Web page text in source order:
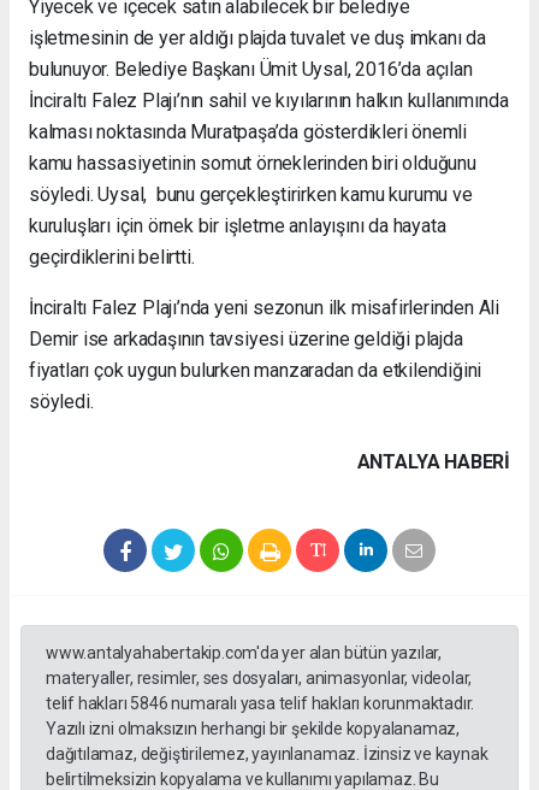
Yiyecek ve içecek satın alabilecek bir belediye
işletmesinin de yer aldığı plajda tuvalet ve duş imkanı da
bulunuyor. Belediye Başkanı Ümit Uysal, 2016’da açılan
İnciraltı Falez Plajı’nın sahil ve kıyılarının halkın kullanımında
kalması noktasında Muratpaşa’da gösterdikleri önemli
kamu hassasiyetinin somut örneklerinden biri olduğunu
söyledi. Uysal, bunu gerçekleştirirken kamu kurumu ve
kuruluşları için örnek bir işletme anlayışını da hayata
geçirdiklerini belirtti.
İnciraltı Falez Plajı’nda yeni sezonun ilk misafirlerinden Ali
Demir ise arkadaşının tavsiyesi üzerine geldiği plajda
fiyatları çok uygun bulurken manzaradan da etkilendiğini
söyledi.
ANTALYA HABERİ
www.antalyahabertakip.com'da yer alan bütün yazılar,
materyaller, resimler, ses dosyaları, animasyonlar, videolar,
telif hakları 5846 numaralı yasa telif hakları korunmaktadır.
Yazılı izni olmaksızın herhangi bir şekilde kopyalanamaz,
dağıtılamaz, değiştirilemez, yayınlanamaz. İzinsiz ve kaynak
belirtilmeksizin kopyalama ve kullanımı yapılamaz. Bu